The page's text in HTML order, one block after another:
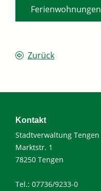
Ferienwohnungen
Zurück
Kontakt
Stadtverwaltung Tengen
Marktstr. 1
78250 Tengen
Tel.: 07736/9233-0